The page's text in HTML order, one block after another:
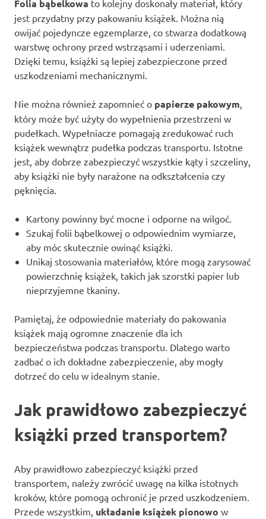
Folia bąbelkowa to kolejny doskonały materiał, który
jest przydatny przy pakowaniu książek. Można nią
owijać pojedyncze egzemplarze, co stwarza dodatkową
warstwę ochrony przed wstrząsami i uderzeniami.
Dzięki temu, książki są lepiej zabezpieczone przed
uszkodzeniami mechanicznymi.
Nie można również zapomnieć o papierze pakowym
który może być użyty do wypełnienia przestrzeni w
pudełkach. Wypełniacze pomagają zredukować ruch
książek wewnątrz pudełka podczas transportu. Istotne
jest, aby dobrze zabezpieczyć wszystkie kąty i szczeliny,
aby książki nie były narażone na odkształcenia czy
pęknięcia.
Kartony powinny być mocne i odporne na wilgoć.
Szukaj folii bąbelkowej o odpowiednim wymiarze,
aby móc skutecznie owinąć książki.
Unikaj stosowania materiałów, które mogą zarysować
powierzchnię książek, takich jak szorstki papier lub
nieprzyjemne tkaniny.
Pamiętaj, że odpowiednie materiały do pakowania
książek mają ogromne znaczenie dla ich
bezpieczeństwa podczas transportu. Dlatego warto
zadbać o ich dokładne zabezpieczenie, aby mogły
dotrzeć do celu w idealnym stanie.
Jak prawidłowo zabezpieczyć
książki przed transportem?
Aby prawidłowo zabezpieczyć książki przed
transportem, należy zwrócić uwagę na kilka istotnych
kroków, które pomogą ochronić je przed uszkodzeniem.
Przede wszystkim, układanie książek pionowo w